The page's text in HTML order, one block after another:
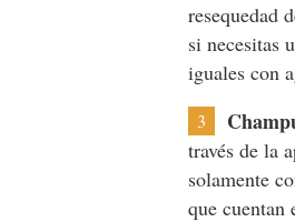
resequedad
si necesitas
iguales con
3
través de la
solamente
que cuentan